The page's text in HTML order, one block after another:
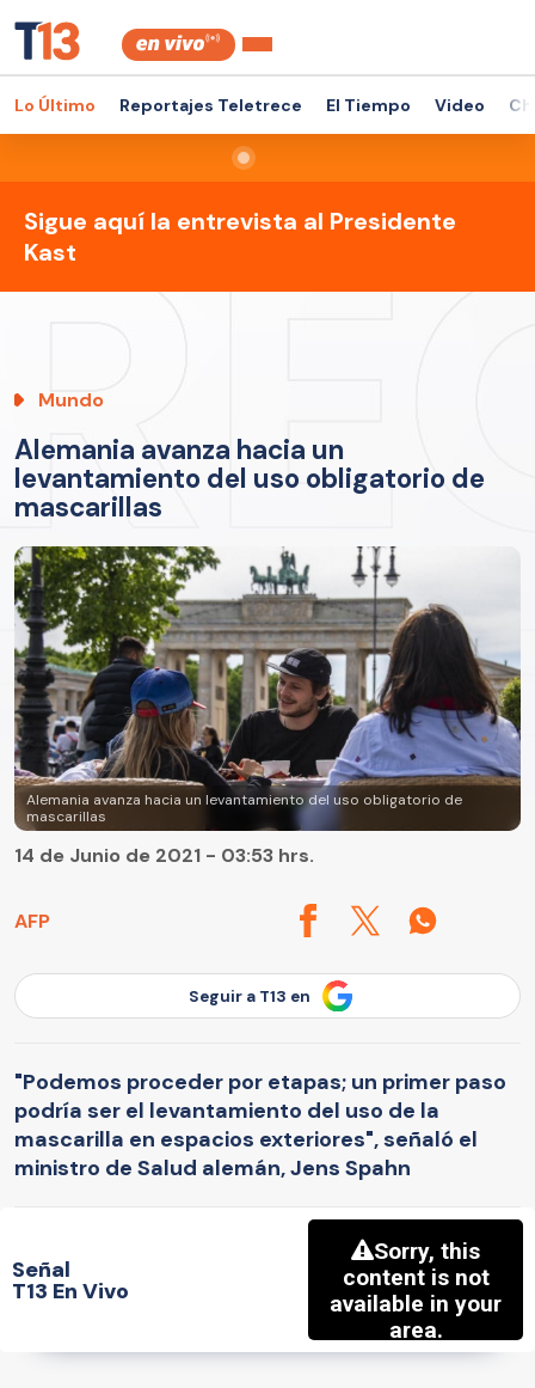
Lo Último Reportajes Teletrece El Tiempo Video
Sigue aquí la entrevista al Presidente
Kast
Mundo
Alemania avanza hacia un
levantamiento del uso obligatorio de
mascarillas
Alemania avanza hacia un levantamiento del uso obligatorio de
mascarillas
AFP
14 de Junio de 2021 - 03:53 hrs.
Seguir a T13 en
"Podemos proceder por etapas; un primer paso
podría ser el levantamiento del uso de la
mascarilla en espacios exteriores", señaló el
ministro de Salud alemán, Jens Spahn
Señal
T13 En Vivo